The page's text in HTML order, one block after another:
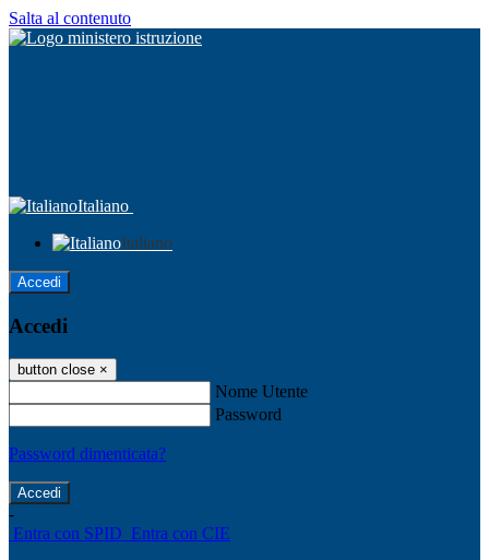
Salta al contenuto
Italiano
Italiano
Accedi
Accedi
button close ×
Nome Utente
Password
Password dimenticata?
-
Entra con SPID Entra con CIE